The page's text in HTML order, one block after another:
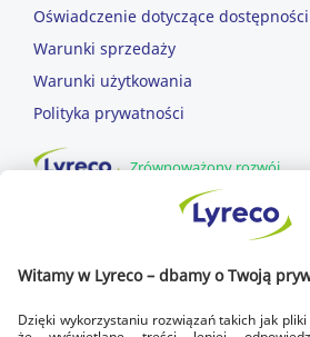
Oświadczenie dotyczące dostępności
Warunki sprzedaży
Warunki użytkowania
Polityka prywatności
Zrównoważony rozwój
dowozimy w dni robocze